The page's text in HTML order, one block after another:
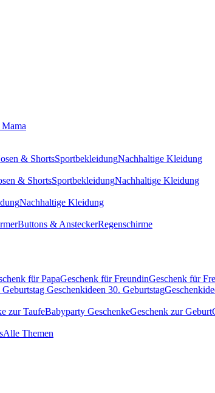
& ShortsSportbekleidungNachhaltige Kleidung
& ShortsSportbekleidungNachhaltige Kleidung
Nachhaltige Kleidung
Buttons & AnsteckerRegenschirme
für PapaGeschenk für FreundinGeschenk für
Geschenkideen 30. Geburtstag
zur TaufeBabyparty GeschenkeGeschenk zur Geburt
Alle Themen